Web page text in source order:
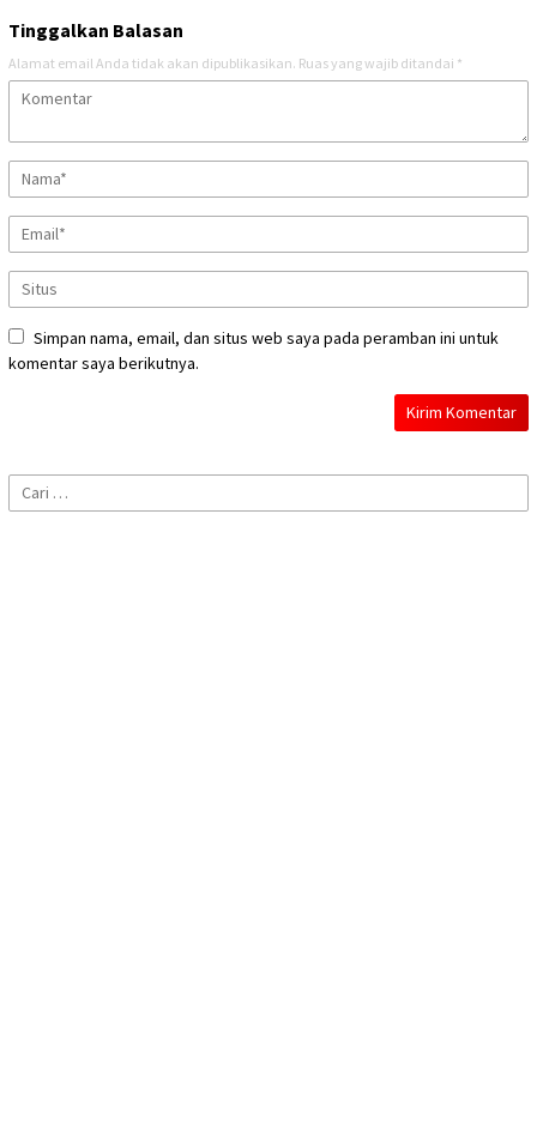
Tinggalkan Balasan
Alamat email Anda tidak akan dipublikasikan. Ruas yang wajib ditandai *
Simpan nama, email, dan situs web saya pada peramban ini untuk
komentar saya berikutnya.
Cari
untuk: